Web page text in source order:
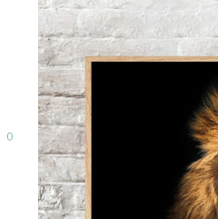
Om Plakatvæggen
Handelsbetingelser
Levering
Betaling
Returnering
Kunde- og privatlivspolitik
Persondatapolitik
Cookiepolitik
Search
0
kr.